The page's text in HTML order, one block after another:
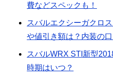
費などスペックも！
スバルエクシーガクロ
や値引き額は？内装の口
スバルWRX STI新型
時期はいつ？